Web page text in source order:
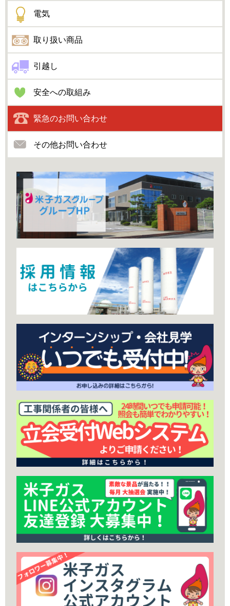
電気
取り扱い商品
引越し
安全への取組み
緊急のお問い合わせ
その他お問い合わせ